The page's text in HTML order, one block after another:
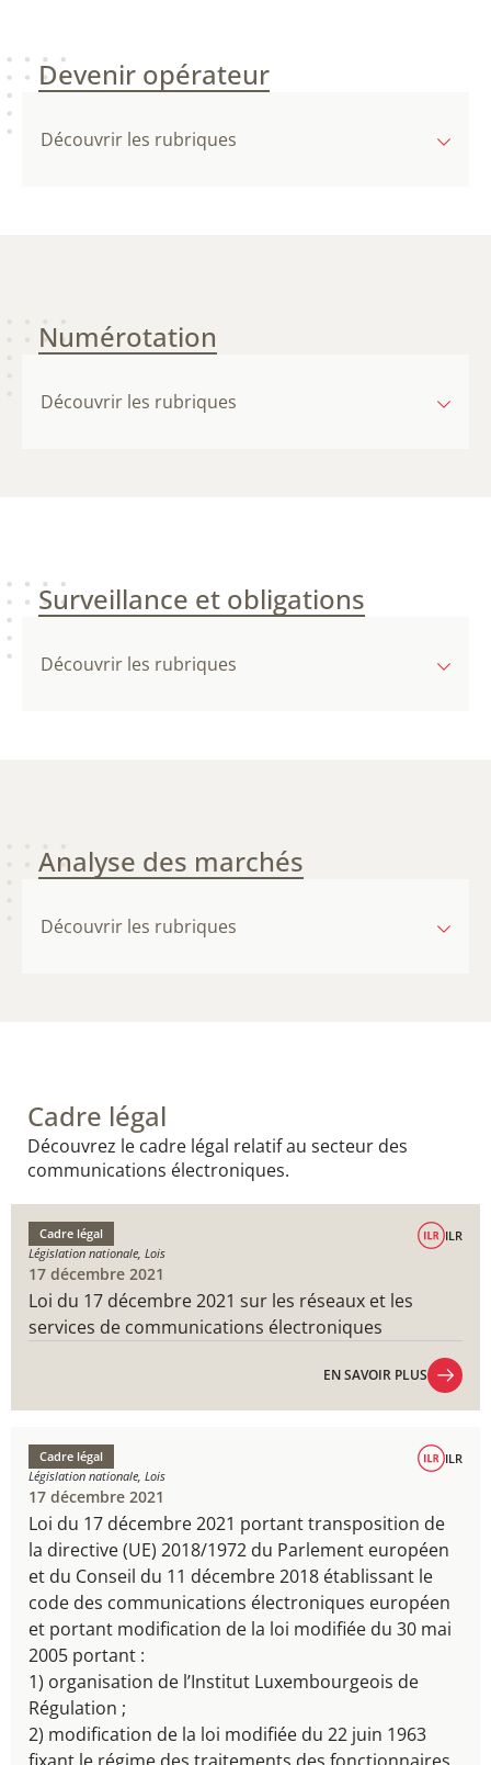
Devenir opérateur
Découvrir les rubriques
Numérotation
Découvrir les rubriques
Surveillance et obligations
Découvrir les rubriques
Analyse des marchés
Découvrir les rubriques
Cadre légal
Découvrez le cadre légal relatif au secteur des
communications électroniques.
Loi du 17 décembre 2021 sur les réseaux et les
services de communications électroniques​
Cadre légal
Législation nationale, Lois
ILR
17 décembre 2021
EN SAVOIR PLUS
EN SAVOIR PLUS
Loi du 17 décembre 2021 portant transposition de
la directive (UE) 2018/1972 du Parlement européen
et du Conseil du 11 décembre 2018 établissant le
code des communications électroniques européen
et portant modification de la loi modifiée du 30 mai
2005 portant :
1) organisation de l’Institut Luxembourgeois de
Régulation ;
2) modification de la loi modifiée du 22 juin 1963
Cadre légal
Législation nationale, Lois
ILR
17 décembre 2021